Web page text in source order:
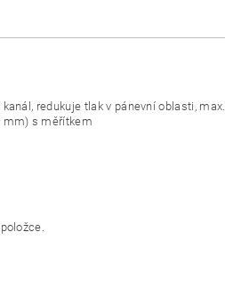
redukuje tlak v pánevní oblasti,
mm) s měřítkem